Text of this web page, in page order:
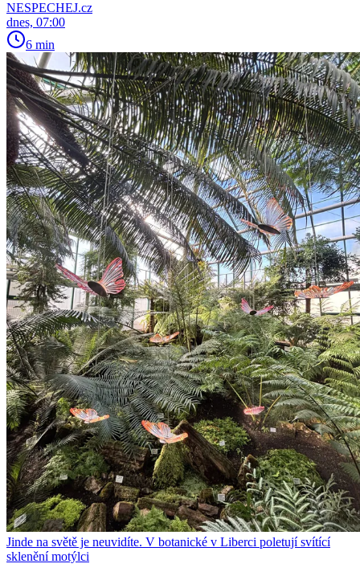
NESPECHEJ.cz
dnes, 07:00
6 min
Jinde na světě je neuvidíte. V botanické v Liberci poletují svítící
sklenění motýlci